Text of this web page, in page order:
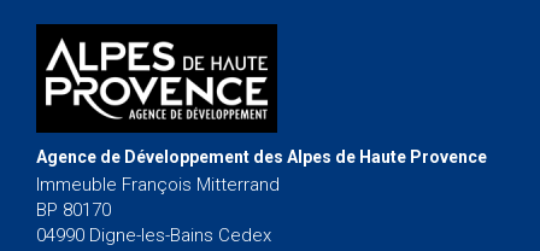
Agence de Développement des Alpes de Haute Provence
Immeuble François Mitterrand
BP 80170
04990 Digne-les-Bains Cedex